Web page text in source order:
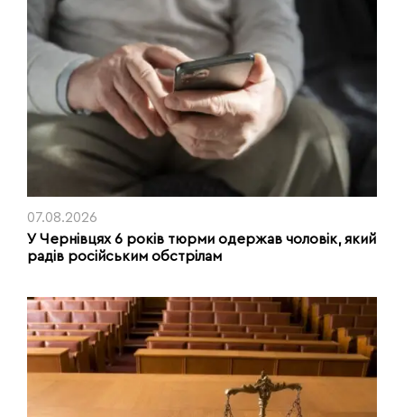
07.08.2026
У Чернівцях 6 років тюрми одержав чоловік, який
радів російським обстрілам